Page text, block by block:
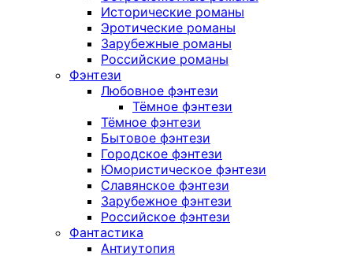
Исторические романы
Эротические романы
Зарубежные романы
Российские романы
Фэнтези
Любовное фэнтези
Тёмное фэнтези
Тёмное фэнтези
Бытовое фэнтези
Городское фэнтези
Юмористическое фэнтези
Славянское фэнтези
Зарубежное фэнтези
Российское фэнтези
Фантастика
Антиутопия